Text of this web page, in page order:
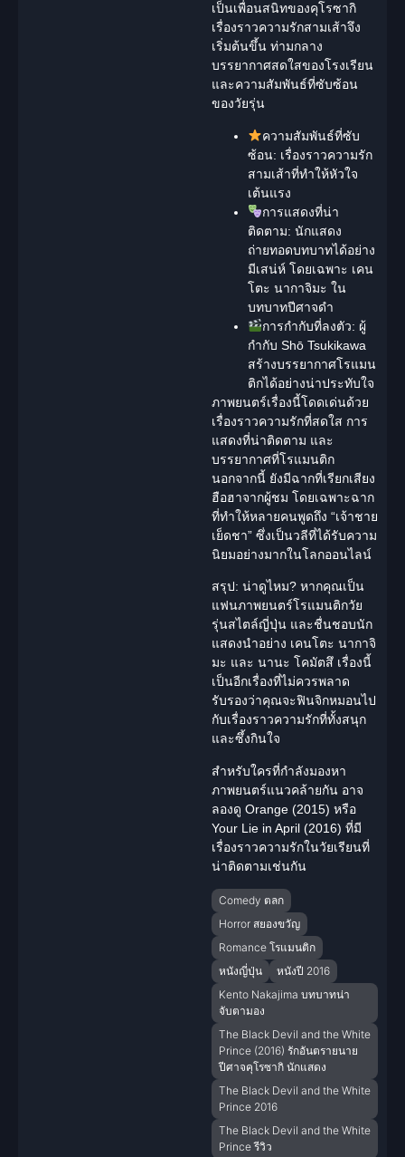
เป็นเพื่อนสนิทของคุโรซากิ
เรื่องราวความรักสามเส้าจึง
เริ่มต้นขึ้น ท่ามกลาง
บรรยากาศสดใสของโรงเรียน
และความสัมพันธ์ที่ซับซ้อน
ของวัยรุ่น
ความสัมพันธ์ที่ซับ
ซ้อน: เรื่องราวความรัก
สามเส้าที่ทำให้หัวใจ
เต้นแรง
การแสดงที่น่า
ติดตาม: นักแสดง
ถ่ายทอดบทบาทได้อย่าง
มีเสน่ห์ โดยเฉพาะ เคน
โตะ นากาจิมะ ใน
บทบาทปีศาจดำ
การกำกับที่ลงตัว: ผู้
กำกับ Shō Tsukikawa
สร้างบรรยากาศโรแมน
ติกได้อย่างน่าประทับใจ
ภาพยนตร์เรื่องนี้โดดเด่นด้วย
เรื่องราวความรักที่สดใส การ
แสดงที่น่าติดตาม และ
บรรยากาศที่โรแมนติก
นอกจากนี้ ยังมีฉากที่เรียกเสียง
ฮือฮาจากผู้ชม โดยเฉพาะฉาก
ที่ทำให้หลายคนพูดถึง “เจ้าชาย
เย็ดชา” ซึ่งเป็นวลีที่ได้รับความ
นิยมอย่างมากในโลกออนไลน์
สรุป: น่าดูไหม? หากคุณเป็น
แฟนภาพยนตร์โรแมนติกวัย
รุ่นสไตล์ญี่ปุ่น และชื่นชอบนัก
แสดงนำอย่าง เคนโตะ นากาจิ
มะ และ นานะ โคมัตสึ เรื่องนี้
เป็นอีกเรื่องที่ไม่ควรพลาด
รับรองว่าคุณจะฟินจิกหมอนไป
กับเรื่องราวความรักที่ทั้งสนุก
และซึ้งกินใจ
สำหรับใครที่กำลังมองหา
ภาพยนตร์แนวคล้ายกัน อาจ
ลองดู Orange (2015) หรือ
Your Lie in April (2016) ที่มี
เรื่องราวความรักในวัยเรียนที่
น่าติดตามเช่นกัน
Comedy ตลก
Horror สยองขวัญ
Romance โรแมนติก
หนังญี่ปุ่น
หนังปี 2016
Kento Nakajima บทบาทน่า
จับตามอง
The Black Devil and the White
Prince (2016) รักอันตรายนาย
ปีศาจคุโรซากิ นักแสดง
The Black Devil and the White
Prince 2016
The Black Devil and the White
Prince รีวิว